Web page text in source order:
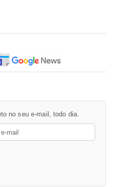
no seu e-mail, todo dia.